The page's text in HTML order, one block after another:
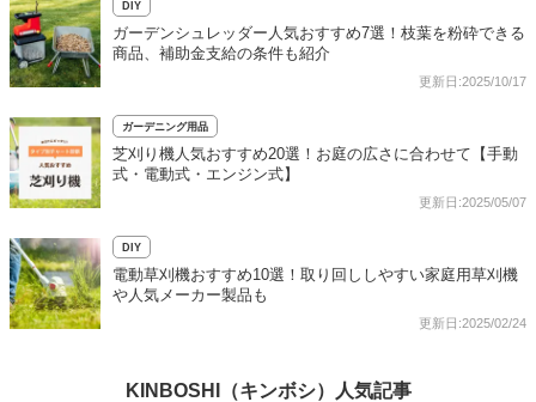
DIY
ガーデンシュレッダー人気おすすめ7選！枝葉を粉砕できる
商品、補助金支給の条件も紹介
更新日:2025/10/17
ガーデニング用品
芝刈り機人気おすすめ20選！お庭の広さに合わせて【手動
式・電動式・エンジン式】
更新日:2025/05/07
DIY
電動草刈機おすすめ10選！取り回ししやすい家庭用草刈機
や人気メーカー製品も
更新日:2025/02/24
KINBOSHI（キンボシ）人気記事